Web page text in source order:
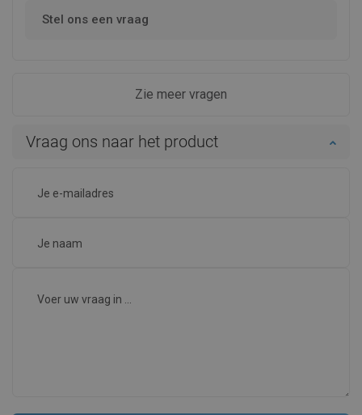
Stel ons een vraag
Zie meer vragen
Vraag ons naar het product